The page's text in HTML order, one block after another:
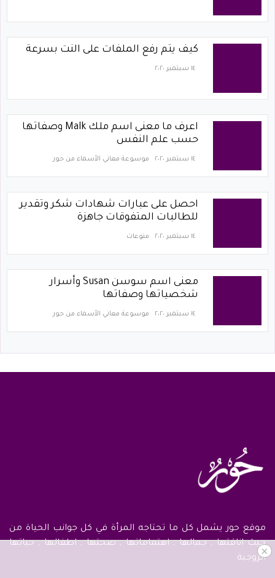
كيف يتم رفع الملفات على النت بسرعة
١٤ سبتمبر ٢٠٢٠
اعرف ما معنى اسم ملك Malk وصفاتها
حسب علم النفس
١٤ سبتمبر ٢٠٢٠ موسوعة معاني الأسماء من حور
احصل على عبارات شهادات شكر وتقدير
للطالبات المتفوقات جاهزة
١٤ سبتمبر ٢٠٢٠ منوعات
معنى اسم سوسن Susan وأسرار
شخصياتها وصفاتها
١٤ سبتمبر ٢٠٢٠ موسوعة معاني الأسماء من حور
×
موقع حور يشمل كل ما تحتاجه المرأة في كل جوانب الحياة من
حيث اناقتها , جمالها , اهتماماتها , صحتها , اطفالها , حياتها
الزوجية